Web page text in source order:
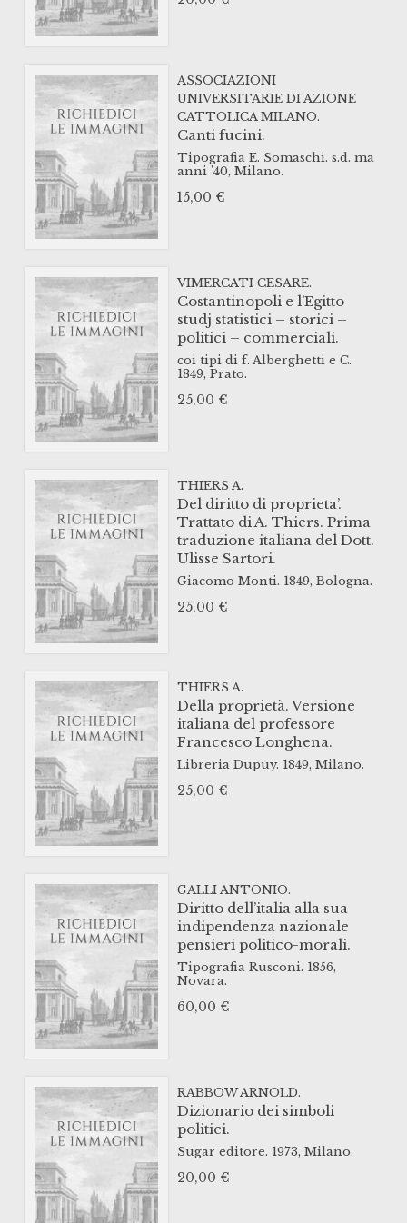
ASSOCIAZIONI
UNIVERSITARIE DI AZIONE
CATTOLICA MILANO.
Canti fucini.
Tipografia E. Somaschi. s.d. ma
anni '40, Milano.
15,00 €
VIMERCATI CESARE.
Costantinopoli e l’Egitto
studj statistici – storici –
politici – commerciali.
coi tipi di f. Alberghetti e C.
1849, Prato.
25,00 €
THIERS A.
Del diritto di proprieta’.
Trattato di A. Thiers. Prima
traduzione italiana del Dott.
Ulisse Sartori.
Giacomo Monti. 1849, Bologna.
25,00 €
THIERS A.
Della proprietà. Versione
italiana del professore
Francesco Longhena.
Libreria Dupuy. 1849, Milano.
25,00 €
GALLI ANTONIO.
Diritto dell’italia alla sua
indipendenza nazionale
pensieri politico-morali.
Tipografia Rusconi. 1856,
Novara.
60,00 €
RABBOW ARNOLD.
Dizionario dei simboli
politici.
Sugar editore. 1973, Milano.
20,00 €